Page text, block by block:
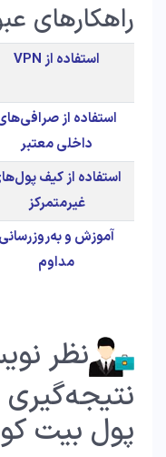
راهکارهای
استفاده از VPN
استفاده از
داخلی معتبر
استفاده از کیف
غیرمتمرکز
آموزش و به‌روزرسانی
مداوم
نظر
نتیجه‌گیری
پول بیت